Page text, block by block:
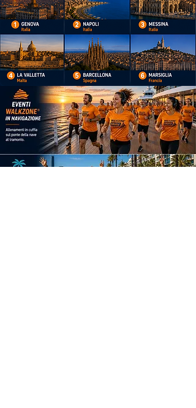
eventi walkzone cruise 2027